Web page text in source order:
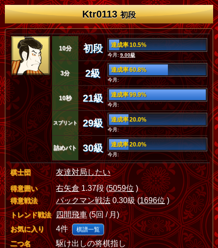
Ktr0113初段
10分 初段 達成率 10.5%
今月:9.00級
3分 2級 達成率 60.8%
今月:
10秒 21級 達成率 99.9%
今月:
スプリント 29級 達成率 20.0%
今月:
詰めバト 30級 達成率 20.0%
今月:
棋士団 友達対局したい
得意囲い 右矢倉1.37段 (5059位 )
得意戦法 パックマン戦法0.30級 (1696位)
トレンド戦法 四間飛車(5回 / 月)
お気に入り 4件 棋譜一覧
二つ名 駆け出しの将棋指し